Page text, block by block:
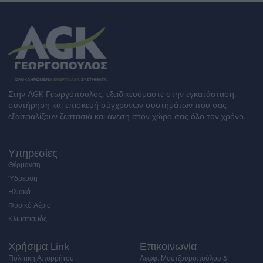
Στην ΑGK Γεωργόπουλος, εξειδικευόμαστε στην εγκατάσταση,
συντήρηση και επισκευή σύγχρονων συστημάτων που σας
εξασφαλίζουν ζεστασιά και άνεση στον χώρο σας όλο τον χρόνο.
Υπηρεσίες
Θέρμανση
Ύδρευση
Ηλιακά
Φυσικό Αέριο
Κλιματισμός
Χρήσιμα Link
Πολιτική Απορρήτου
Επικοινωνία
Λεωφ. Μουτζουροπούλου &